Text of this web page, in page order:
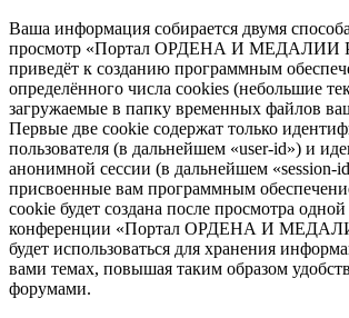
Ваша информация собирается двумя
просмотр «Портал ОРДЕНА И
приведёт к созданию программным
определённого числа cookies (небольшие
загружаемые в папку временных файлов
Первые две cookie содержат только
пользователя (в дальнейшем «user-id») и
анонимной сессии (в дальнейшем «session-
присвоенные вам программным
cookie будет создана после просмотра
конференции «Портал ОРДЕНА И
будет использоваться для хранения
вами темах, повышая таким образом
форумами.